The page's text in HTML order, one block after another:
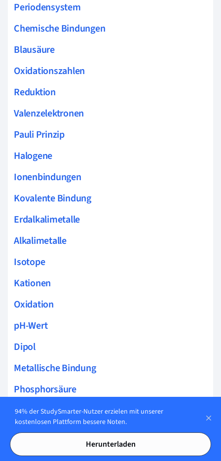
Periodensystem
Chemische Bindungen
Blausäure
Oxidationszahlen
Reduktion
Valenzelektronen
Pauli Prinzip
Halogene
Ionenbindungen
Kovalente Bindung
Erdalkalimetalle
Alkalimetalle
Isotope
Kationen
Oxidation
pH-Wert
Dipol
Metallische Bindung
Phosphorsäure
Edelgase
Schwefelsäure
Pufferlösung
94% der StudySmarter-Nutzer erzielen mit unserer
kostenlosen Plattform bessere Noten.
Herunterladen